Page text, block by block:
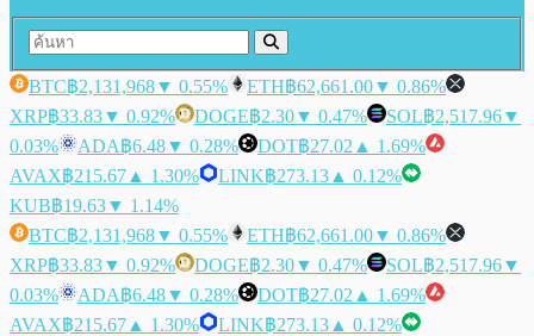
BTC฿2,131,968▼ 0.55% ETH฿62,661.00▼ 0.86%
XRP฿33.83▼ 0.92% DOGE฿2.30▼ 0.47% SOL฿2,517.96▼
0.03%
ADA฿6.48▼ 0.28% DOT฿27.02 ▲ 1.69%
AVAX฿215.67 ▲ 1.30% LINK฿273.13 ▲ 0.12%
KUB฿19.63▼ 1.14%
BTC฿2,131,968▼ 0.55% ETH฿62,661.00▼ 0.86%
XRP฿33.83▼ 0.92% DOGE฿2.30▼ 0.47% SOL฿2,517.96▼
0.03%
ADA฿6.48▼ 0.28% DOT฿27.02 ▲ 1.69%
AVAX฿215.67 ▲ 1.30% LINK฿273.13 ▲ 0.12%